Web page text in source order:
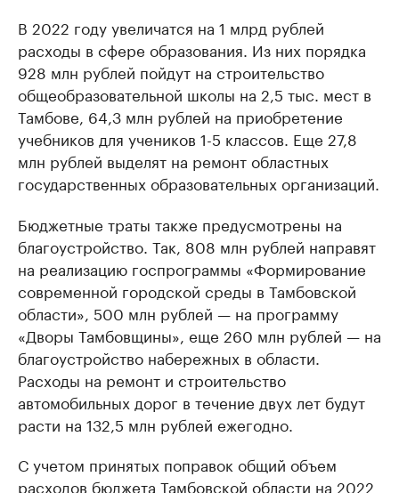
В 2022 году увеличатся на 1 млрд рублей
расходы в сфере образования. Из них порядка
928 млн рублей пойдут на строительство
общеобразовательной школы на 2,5 тыс. мест в
Тамбове, 64,3 млн рублей на приобретение
учебников для учеников 1-5 классов. Еще 27,8
млн рублей выделят на ремонт областных
государственных образовательных организаций.
Бюджетные траты также предусмотрены на
благоустройство. Так, 808 млн рублей направят
на реализацию госпрограммы «Формирование
современной городской среды в Тамбовской
области», 500 млн рублей — на программу
«Дворы Тамбовщины», еще 260 млн рублей — на
благоустройство набережных в области.
Расходы на ремонт и строительство
автомобильных дорог в течение двух лет будут
расти на 132,5 млн рублей ежегодно.
С учетом принятых поправок общий объем
расходов бюджета Тамбовской области на 2022